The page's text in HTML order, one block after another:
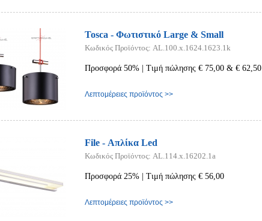
Tosca - Φωτιστικό Large & Small
Κωδικός Προϊόντος: AL.100.x.1624.1623.1k
Προσφορά 50% | Τιμή πώλησης € 75,00 & € 62,50
Λεπτομέρειες προϊόντος >>
File - Απλίκα Led
Κωδικός Προϊόντος: AL.114.x.16202.1a
Προσφορά 25% | Τιμή πώλησης € 56,00
Λεπτομέρειες προϊόντος >>